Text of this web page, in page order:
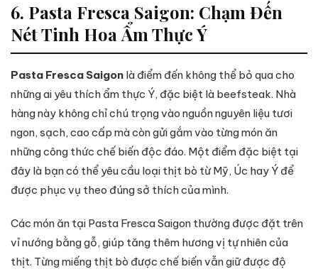
6. Pasta Fresca Saigon: Chạm Đến
Nét Tinh Hoa Ẩm Thực Ý
Pasta Fresca Saigon là điểm đến không thể bỏ qua cho
những ai yêu thích ẩm thực Ý, đặc biệt là beefsteak. Nhà
hàng này không chỉ chú trọng vào nguồn nguyên liệu tươi
ngon, sạch, cao cấp mà còn gửi gắm vào từng món ăn
những công thức chế biến độc đáo. Một điểm đặc biệt tại
đây là bạn có thể yêu cầu loại thịt bò từ Mỹ, Úc hay Ý để
được phục vụ theo đúng sở thích của mình.
Các món ăn tại Pasta Fresca Saigon thường được đặt trên
vỉ nướng bằng gỗ, giúp tăng thêm hương vị tự nhiên của
thịt. Từng miếng thịt bò được chế biến vẫn giữ được độ